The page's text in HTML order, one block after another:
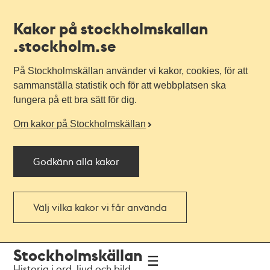
Kakor på stockholmskallan
.stockholm.se
På Stockholmskällan använder vi kakor, cookies, för att
sammanställa statistik och för att webbplatsen ska
fungera på ett bra sätt för dig.
Om kakor på Stockholmskällan
Godkänn alla kakor
Välj vilka kakor vi får använda
navigationen
huvudinnehållet
Stockholmskällan